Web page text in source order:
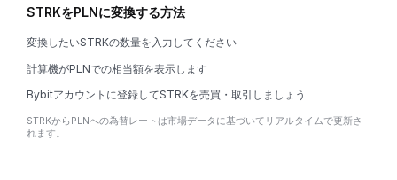
STRKをPLNに変換する方法
変換したいSTRKの数量を入力してください
計算機がPLNでの相当額を表示します
Bybitアカウントに登録してSTRKを売買・取引しましょう
STRKからPLNへの為替レートは市場データに基づいてリアルタイムで更新さ
れます。